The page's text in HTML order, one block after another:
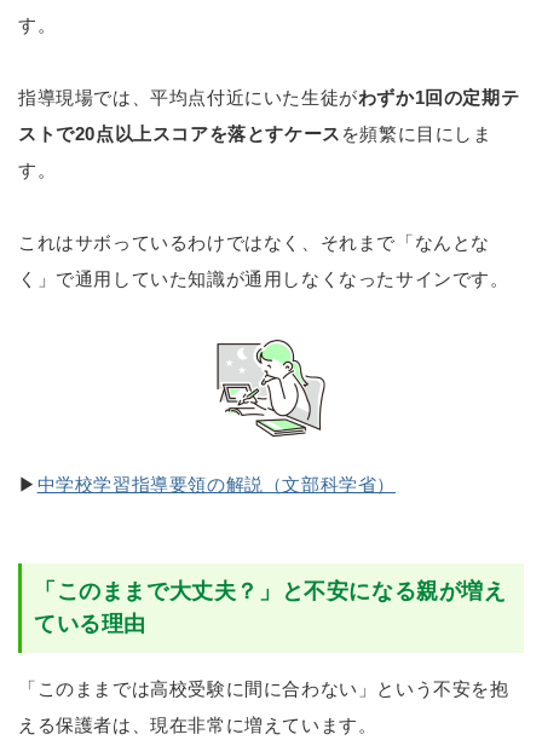
す。
指導現場では、平均点付近にいた生徒がわずか1回の定期テ
ストで20点以上スコアを落とすケース を頻繁に目にしま
す。
これはサボっているわけではなく、それまで「なんとな
く」で通用していた知識が通用しなくなったサインです。
▶ 中学校学習指導要領の解説（文部科学省）
「このままで大丈夫？」と不安になる親が増え
ている理由
「このままでは高校受験に間に合わない」という不安を抱
える保護者は、現在非常に増えています。